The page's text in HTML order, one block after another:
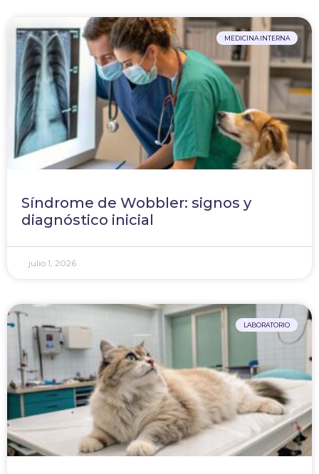
MEDICINA INTERNA
Síndrome de Wobbler: signos y
diagnóstico inicial
julio 1, 2026
LABORATORIO